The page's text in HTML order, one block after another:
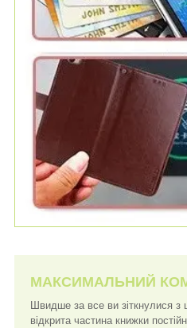
МАКСИМАЛЬНИЙ
Швидше за все ви зіткнулися
відкрита частина книжки